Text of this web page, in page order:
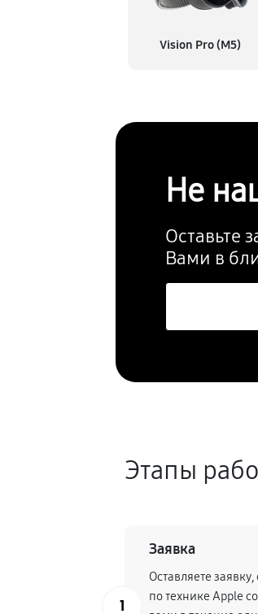
Vision Pro (M5)
Не
Оставьте
Вами в
Этапы
1
Заявка
Оставляете
по технике Apple